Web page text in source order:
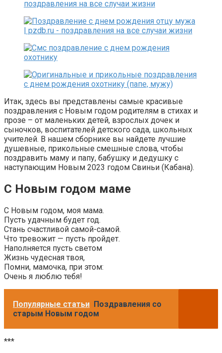
Итак, здесь вы представлены самые красивые
поздравления с Новым годом родителям в стихах и
прозе – от маленьких детей, взрослых дочек и
сыночков, воспитателей детского сада, школьных
учителей. В нашем сборнике вы найдете лучшие
душевные, прикольные смешные слова, чтобы
поздравить маму и папу, бабушку и дедушку с
наступающим Новым 2023 годом Свиньи (Кабана).
С Новым годом маме
С Новым годом, моя мама.
Пусть удачным будет год.
Стань счастливой самой-самой.
Что тревожит — пусть пройдет.
Наполняется пусть светом
Жизнь чудесная твоя,
Помни, мамочка, при этом:
Очень я люблю тебя!
Популярные статьи Поздравления со
старым Новым годом
***